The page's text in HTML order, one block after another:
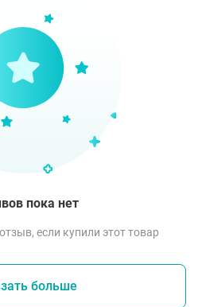
пока нет
если купили этот товар
больше